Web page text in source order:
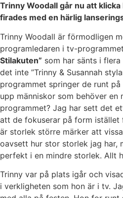
Trinny Woodall går nu att
firades med en härlig
Trinny Woodall är förmodligen
programledaren i tv-programmet
Stilakuten” som har sänts i
det inte ”Trinny & Susannah
programmet springer de runt
upp människor som behöver en
programmet? Jag har sett det
att de fokuserar på form istället
är storlek större märker att
oavsett hur stor storlek jag har,
perfekt i en mindre storlek. Allt
Trinny var på plats igår och
i verkligheten som hon är i tv.